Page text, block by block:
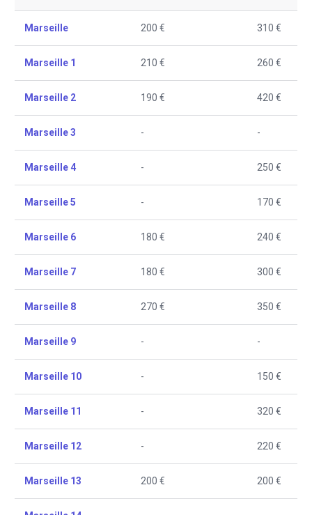
Marseille 200 € 310 €
Marseille 1 210 € 260 €
Marseille 2 190 € 420 €
Marseille 3 - -
Marseille 4 - 250 €
Marseille 5 - 170 €
Marseille 6 180 € 240 €
Marseille 7 180 € 300 €
Marseille 8 270 € 350 €
Marseille 9 - -
Marseille 10 - 150 €
Marseille 11 - 320 €
Marseille 12 - 220 €
Marseille 13 200 € 200 €